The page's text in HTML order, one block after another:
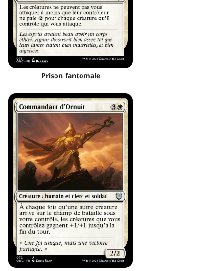
Prison fantomale